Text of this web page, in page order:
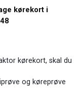
kørekort i
kørekort, skal du
og køreprøve